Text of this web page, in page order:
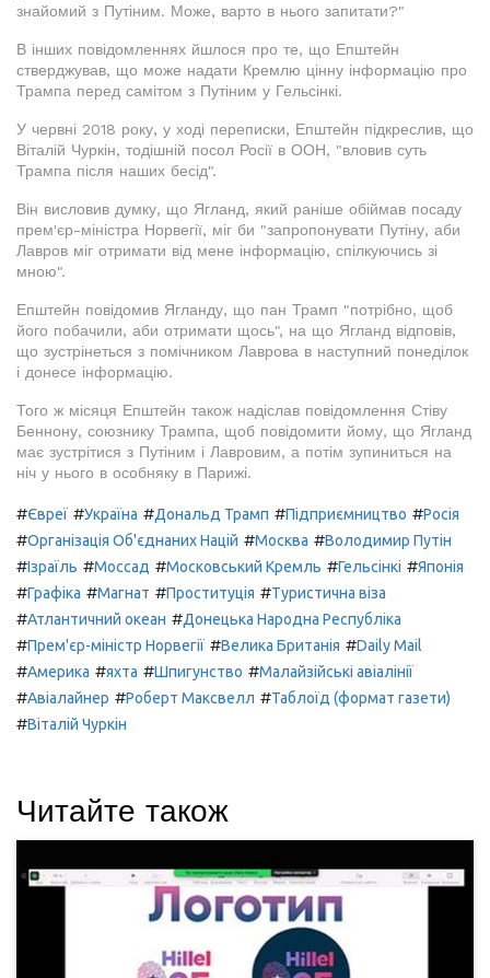
знайомий з Путіним. Може, варто в нього запитати?"
В інших повідомленнях йшлося про те, що Епштейн
стверджував, що може надати Кремлю цінну інформацію про
Трампа перед самітом з Путіним у Гельсінкі.
У червні 2018 року, у ході переписки, Епштейн підкреслив, що
Віталій Чуркін, тодішній посол Росії в ООН, "вловив суть
Трампа після наших бесід".
Він висловив думку, що Ягланд, який раніше обіймав посаду
прем'єр-міністра Норвегії, міг би "запропонувати Путіну, аби
Лавров міг отримати від мене інформацію, спілкуючись зі
мною".
Епштейн повідомив Ягланду, що пан Трамп "потрібно, щоб
його побачили, аби отримати щось", на що Ягланд відповів,
що зустрінеться з помічником Лаврова в наступний понеділок
і донесе інформацію.
Того ж місяця Епштейн також надіслав повідомлення Стіву
Беннону, союзнику Трампа, щоб повідомити йому, що Ягланд
має зустрітися з Путіним і Лавровим, а потім зупиниться на
ніч у нього в особняку в Парижі.
#Євреї #Україна #Дональд Трамп #Підприємництво #Росія
#Організація Об'єднаних Націй #Москва #Володимир Путін
#Ізраїль #Моссад #Московський Кремль #Гельсінкі #Японія
#Графіка #Магнат #Проституція #Туристична віза
#Атлантичний океан #Донецька Народна Республіка
#Прем'єр-міністр Норвегії #Велика Британія #Daily Mail
#Америка #яхта #Шпигунство #Малайзійські авіалінії
#Авіалайнер #Роберт Максвелл #Таблоїд (формат газети)
#Віталій Чуркін
Читайте також